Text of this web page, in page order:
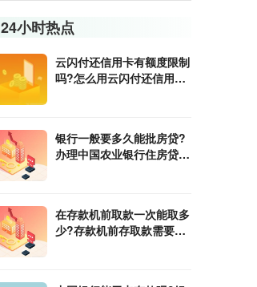
24小时热点
云闪付还信用卡有额度限制
吗?怎么用云闪付还信用
银行一般要多久能批房贷?
办理中国农业银行住房贷款
在​存款机前取款一次能取多
少?存款机前存取款需要注